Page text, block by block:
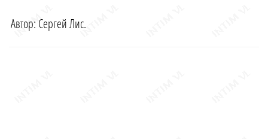
Автор: Сергей Лис.